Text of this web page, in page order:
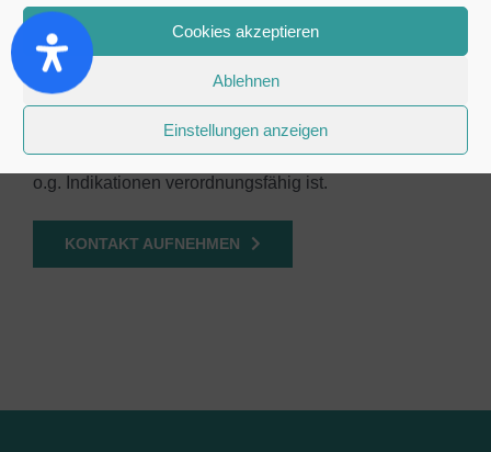
Cookies akzeptieren
Ablehnen
Einstellungen anzeigen
Unsere Empfehlung an Sie:
Sprechen Sie mit Ihrem behandelnden Arzt und
informieren Sie sich genau, ob eine podologische
Behandlung in Ihrem Fall unter Berücksichtigung der
o.g. Indikationen verordnungsfähig ist.
KONTAKT AUFNEHMEN